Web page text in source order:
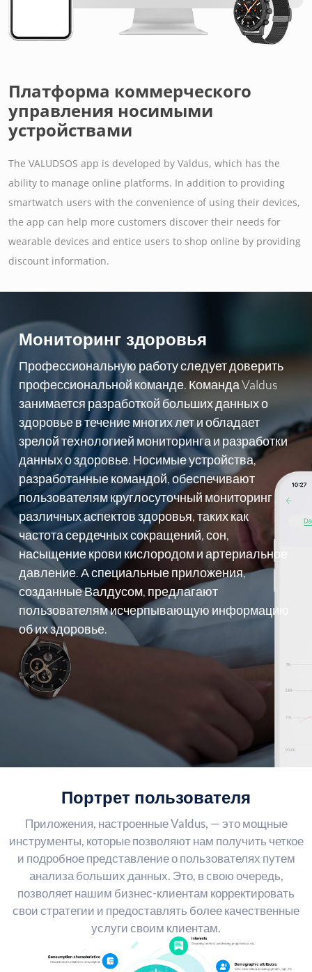
Платформа коммерческого
управления носимыми
устройствами
The VALUDSOS app is developed by Valdus, which has the
ability to manage online platforms. In addition to providing
smartwatch users with the convenience of using their devices,
the app can help more customers discover their needs for
wearable devices and entice users to shop online by providing
discount information.
Мониторинг здоровья
Профессиональную работу следует доверить
профессиональной команде. Команда Valdus
занимается разработкой больших данных о
здоровье в течение многих лет и обладает
зрелой технологией мониторинга и разработки
данных о здоровье. Носимые устройства,
разработанные командой, обеспечивают
пользователям круглосуточный мониторинг
различных аспектов здоровья, таких как
частота сердечных сокращений, сон,
насыщение крови кислородом и артериальное
давление. А специальные приложения,
созданные Валдусом, предлагают
пользователям исчерпывающую информацию
об их здоровье.
Портрет пользователя
Приложения, настроенные Valdus, — это мощные
инструменты, которые позволяют нам получить четкое
и подробное представление о пользователях путем
анализа больших данных. Это, в свою очередь,
позволяет нашим бизнес-клиентам корректировать
свои стратегии и предоставлять более качественные
услуги своим клиентам.